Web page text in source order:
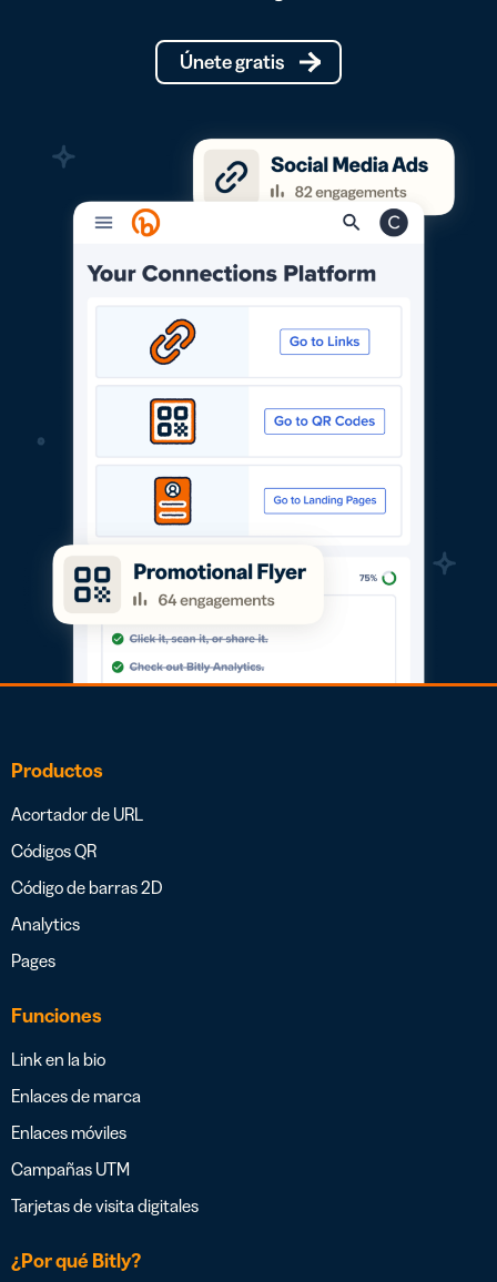
Únete gratis
Productos
Acortador de URL
Códigos QR
Código de barras 2D
Analytics
Pages
Funciones
Link en la bio
Enlaces de marca
Enlaces móviles
Campañas UTM
Tarjetas de visita digitales
¿Por qué Bitly?